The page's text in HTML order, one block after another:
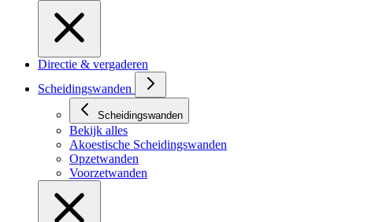
Directie & vergaderen
Scheidingswanden
Scheidingswanden
Bekijk alles
Akoestische Scheidingswanden
Opzetwanden
Voorzetwanden